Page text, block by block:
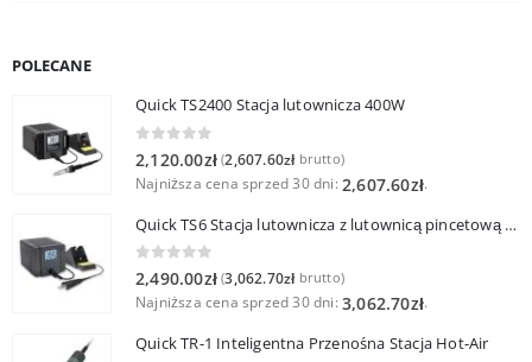
POLECANE
Quick TS2400 Stacja lutownicza 400W
2,120.00zł (2,607.60złbrutto)
Najniższa cena sprzed 30 dni: 2,607.60zł.
Quick TS6 Stacja lutownicza z lutownicą pincetową 60W
0 out of 5
2,490.00zł (3,062.70złbrutto)
Najniższa cena sprzed 30 dni: 3,062.70zł.
Quick TR-1 Inteligentna Przenośna Stacja Hot-Air